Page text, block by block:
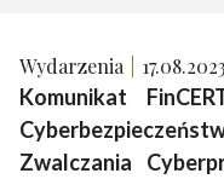
Wydarzenia 17.08.2023
Komunikat
Zwalczania